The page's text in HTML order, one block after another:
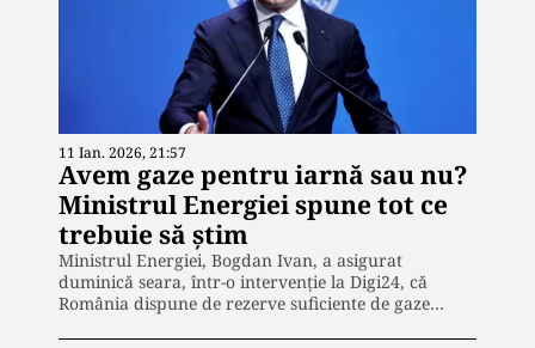
11 Ian. 2026, 21:57
Avem gaze pentru iarnă sau nu?
Ministrul Energiei spune tot ce
trebuie să știm
Ministrul Energiei, Bogdan Ivan, a asigurat
duminică seara, într-o intervenție la Digi24, că
România dispune de rezerve suficiente de gaze…